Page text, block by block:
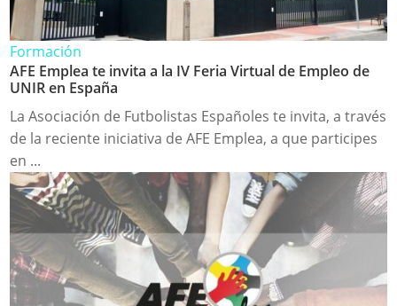
Formación
AFE Emplea te invita a la IV Feria Virtual de Empleo de
UNIR en España
La Asociación de Futbolistas Españoles te invita, a través
de la reciente iniciativa de AFE Emplea, a que participes
en ...